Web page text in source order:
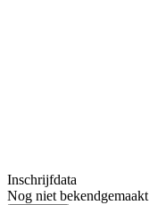
Inschrijfdata
Nog niet bekendgemaakt